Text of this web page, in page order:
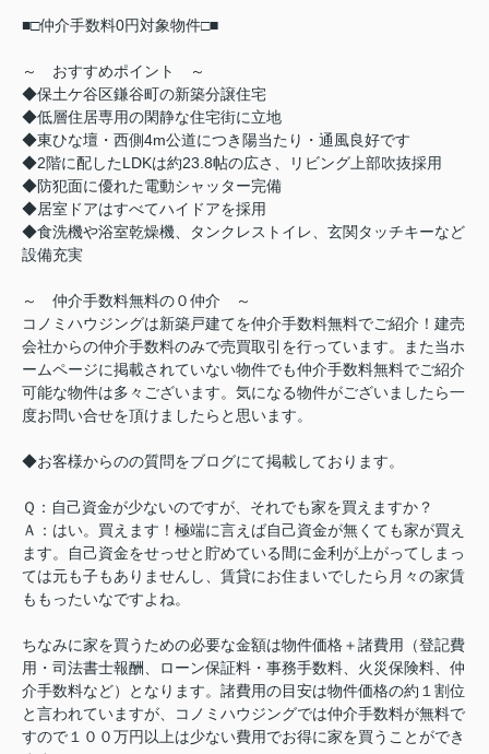
■□仲介手数料0円対象物件□■
～ おすすめポイント ～
◆保土ケ谷区鎌谷町の新築分譲住宅
◆低層住居専用の閑静な住宅街に立地
◆東ひな壇・西側4m公道につき陽当たり・通風良好です
◆2階に配したLDKは約23.8帖の広さ、リビング上部吹抜採用
◆防犯面に優れた電動シャッター完備
◆居室ドアはすべてハイドアを採用
◆食洗機や浴室乾燥機、タンクレストイレ、玄関タッチキーなど
設備充実
～ 仲介手数料無料の０仲介 ～
コノミハウジングは新築戸建てを仲介手数料無料でご紹介！建売
会社からの仲介手数料のみで売買取引を行っています。また当ホ
ームページに掲載されていない物件でも仲介手数料無料でご紹介
可能な物件は多々ございます。気になる物件がございましたら一
度お問い合せを頂けましたらと思います。
◆お客様からのの質問をブログにて掲載しております。
Ｑ：自己資金が少ないのですが、それでも家を買えますか？
Ａ：はい。買えます！極端に言えば自己資金が無くても家が買え
ます。自己資金をせっせと貯めている間に金利が上がってしまっ
ては元も子もありませんし、賃貸にお住まいでしたら月々の家賃
ももったいなですよね。
ちなみに家を買うための必要な金額は物件価格＋諸費用（登記費
用・司法書士報酬、ローン保証料・事務手数料、火災保険料、仲
介手数料など）となります。諸費用の目安は物件価格の約１割位
と言われていますが、コノミハウジングでは仲介手数料が無料で
すので１００万円以上は少ない費用でお得に家を買うことができ